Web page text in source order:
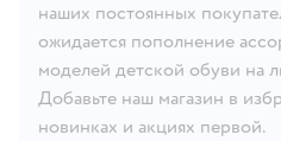
наших постоянных
ожидается пополнение
моделей детской обуви на
Добавьте наш магазин в
новинках и акциях первой.